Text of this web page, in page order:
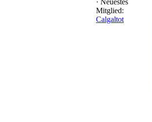
· Neuestes
Mitglied:
Calgaltot